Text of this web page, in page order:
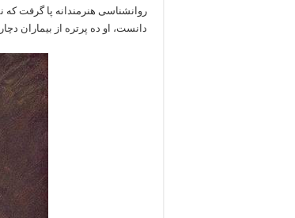
روانشناسی هنرمندانه پا گرفت
دانست، او ده پرتره از بیماران